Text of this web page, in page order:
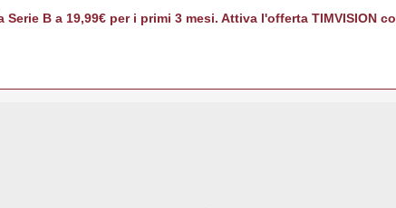
Serie B a 19,99€ per i primi 3 mesi. Attiva l'offerta TIMVISION